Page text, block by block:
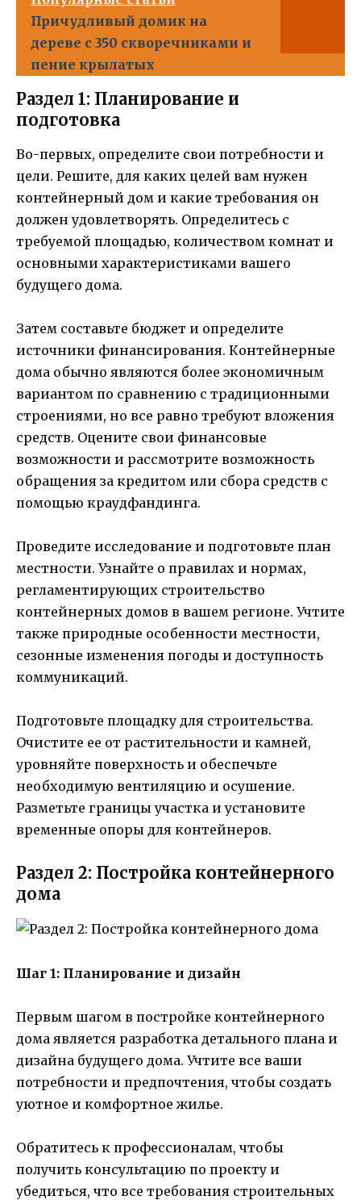
Причудливый домик на
дереве с 350 скворечниками и
пение крылатых
Раздел 1: Планирование и
подготовка
Во-первых, определите свои потребности и
цели. Решите, для каких целей вам нужен
контейнерный дом и какие требования он
должен удовлетворять. Определитесь с
требуемой площадью, количеством комнат и
основными характеристиками вашего
будущего дома.
Затем составьте бюджет и определите
источники финансирования. Контейнерные
дома обычно являются более экономичным
вариантом по сравнению с традиционными
строениями, но все равно требуют вложения
средств. Оцените свои финансовые
возможности и рассмотрите возможность
обращения за кредитом или сбора средств с
помощью краудфандинга.
Проведите исследование и подготовьте план
местности. Узнайте о правилах и нормах,
регламентирующих строительство
контейнерных домов в вашем регионе. Учтите
также природные особенности местности,
сезонные изменения погоды и доступность
коммуникаций.
Подготовьте площадку для строительства.
Очистите ее от растительности и камней,
уровняйте поверхность и обеспечьте
необходимую вентиляцию и осушение.
Разметьте границы участка и установите
временные опоры для контейнеров.
Раздел 2: Постройка контейнерного
дома
Шаг 1: Планирование и дизайн
Первым шагом в постройке контейнерного
дома является разработка детального плана и
дизайна будущего дома. Учтите все ваши
потребности и предпочтения, чтобы создать
уютное и комфортное жилье.
Обратитесь к профессионалам, чтобы
получить консультацию по проекту и
убедиться, что все требования строительных